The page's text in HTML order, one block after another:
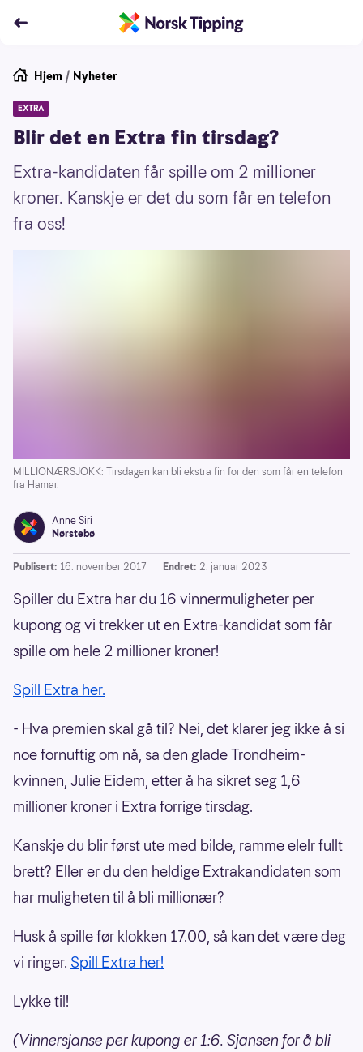
Hjem / Nyheter
EXTRA
Blir det en Extra fin tirsdag?
Extra-kandidaten får spille om 2 millioner
kroner. Kanskje er det du som får en telefon
fra oss!
MILLIONÆRSJOKK: Tirsdagen kan bli ekstra fin for den som får en telefon
fra Hamar.
Anne Siri
Nørstebø
Publisert: 16. november 2017 Endret: 2. januar 2023
Spiller du Extra har du 16 vinnermuligheter per
kupong og vi trekker ut en Extra-kandidat som får
spille om hele 2 millioner kroner!
Spill Extra her.
- Hva premien skal gå til? Nei, det klarer jeg ikke å si
noe fornuftig om nå, sa den glade Trondheim-
kvinnen, Julie Eidem, etter å ha sikret seg 1,6
millioner kroner i Extra forrige tirsdag.
Kanskje du blir først ute med bilde, ramme elelr fullt
brett? Eller er du den heldige Extrakandidaten som
har muligheten til å bli millionær?
Husk å spille før klokken 17.00, så kan det være deg
vi ringer. Spill Extra her!
Lykke til!
(Vinnersjanse per kupong er 1:6. Sjansen for å bli